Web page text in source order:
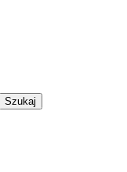
Szukaj